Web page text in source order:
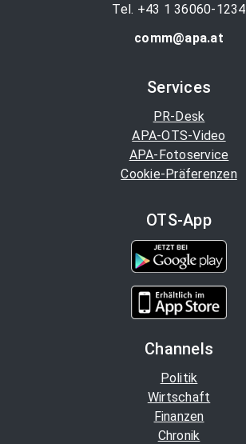
Tel. +43 1 36060-1234
comm@apa.at
Services
PR-Desk
APA-OTS-Video
APA-Fotoservice
Cookie-Präferenzen
OTS-App
Channels
Politik
Wirtschaft
Finanzen
Chronik